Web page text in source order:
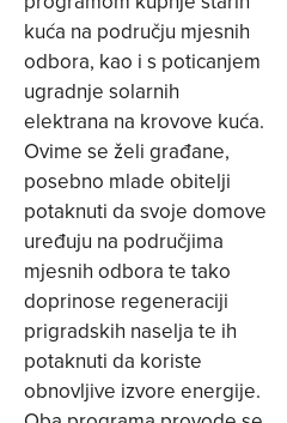
kuća na području mjesnih
odbora, kao i s poticanjem
ugradnje solarnih
elektrana na krovove kuća.
Ovime se želi građane,
posebno mlade obitelji
potaknuti da svoje domove
uređuju na područjima
mjesnih odbora te tako
doprinose regeneraciji
prigradskih naselja te ih
potaknuti da koriste
obnovljive izvore energije.